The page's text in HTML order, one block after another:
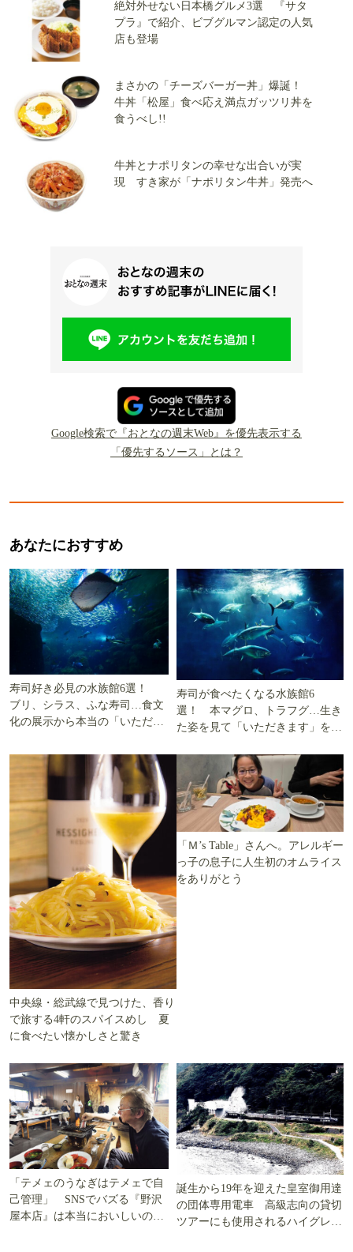
絶対外せない日本橋グルメ3選 『サタ
プラ』で紹介、ビブグルマン認定の人気
店も登場
まさかの「チーズバーガー丼」爆誕！
牛丼「松屋」食べ応え満点ガッツリ丼を
食うべし!!
牛丼とナポリタンの幸せな出合いが実
現 すき家が「ナポリタン牛丼」発売へ
Google検索で『おとなの週末Web』を優先表示する
「優先するソース」とは？
あなたにおすすめ
寿司好き必見の水族館6選！
ブリ、シラス、ふな寿司…食文
化の展示から本当の「いただき
寿司が食べたくなる水族館6
選！ 本マグロ、トラフグ…生き
た姿を見て「いただきます」を考
中央線・総武線で見つけた、香り
で旅する4軒のスパイスめし 夏
に食べたい懐かしさと驚き
「Ｍ’s Table」さんへ。アレルギー
っ子の息子に人生初のオムライス
をありがとう
「テメェのうなぎはテメェで自
己管理」 SNSでバズる『野沢
屋本店』は本当においしいの
誕生から19年を迎えた皇室御用達
の団体専用電車 高級志向の貸切
ツアーにも使用されるハイグレー